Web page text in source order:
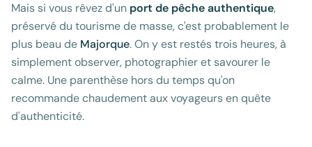
Mais si vous rêvez d'un port de pêche authentique,
préservé du tourisme de masse, c'est probablement le
plus beau de Majorque. On y est restés trois heures, à
simplement observer, photographier et savourer le
calme. Une parenthèse hors du temps qu'on
recommande chaudement aux voyageurs en quête
d'authenticité.